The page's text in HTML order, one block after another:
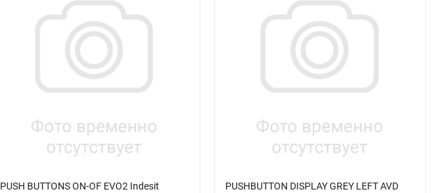
PUSH BUTTONS ON-OF EVO2 Indesit PUSHBUTTON DISPLAY GREY LEFT AVD